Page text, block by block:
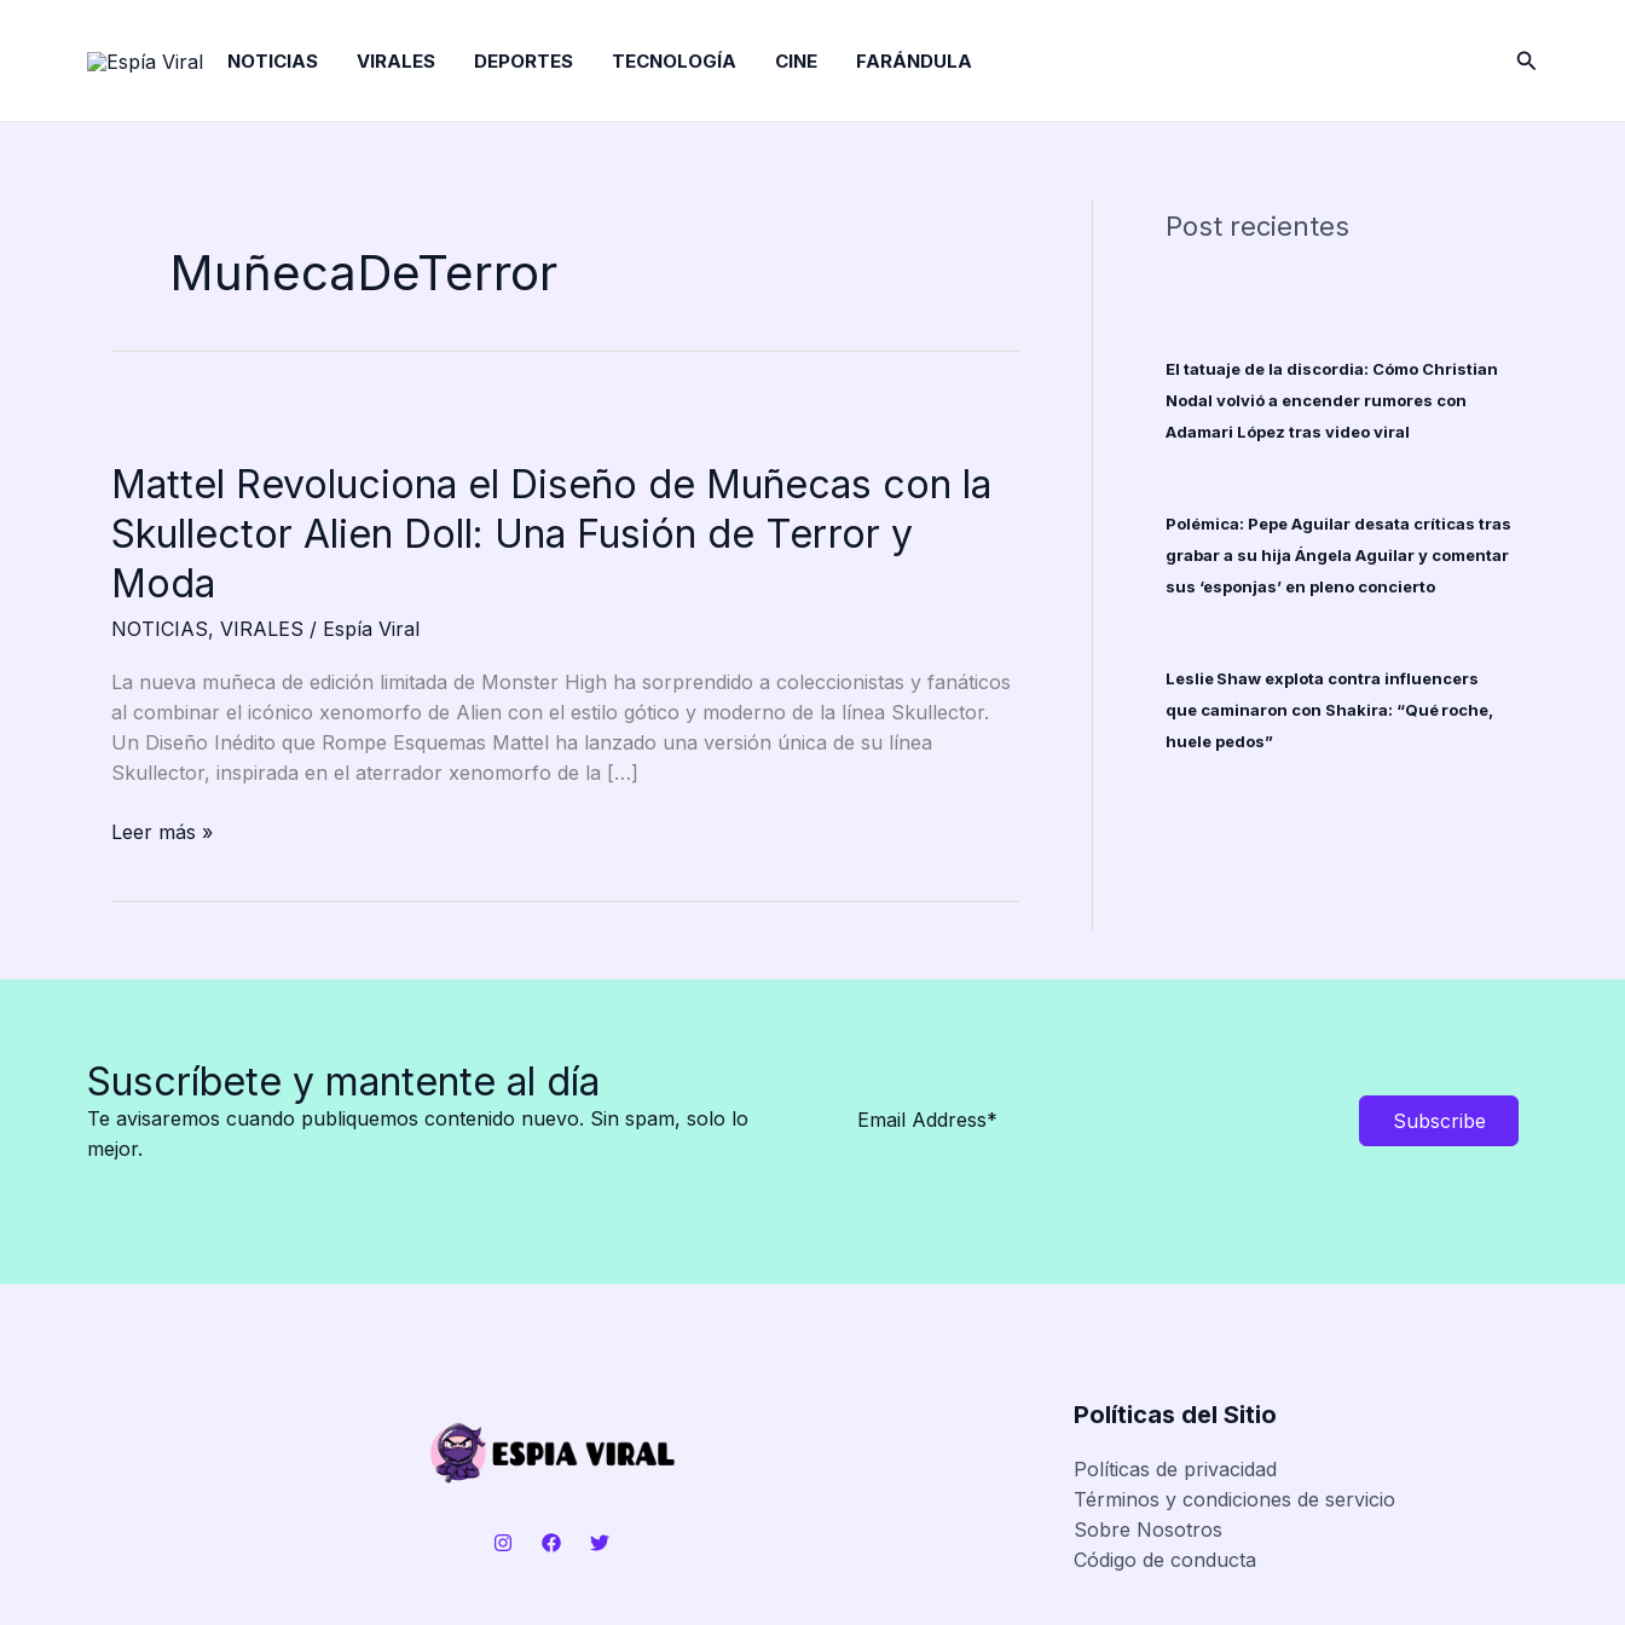
contenido
NOTICIAS VIRALES DEPORTES TECNOLOGÍA CINE FARÁNDULA Buscar
MuñecaDeTerror
Mattel Revoluciona el Diseño de Muñecas con la
Skullector Alien Doll: Una Fusión de Terror y
Moda
NOTICIAS, VIRALES / Espía Viral
La nueva muñeca de edición limitada de Monster High ha sorprendido a coleccionistas y fanáticos
al combinar el icónico xenomorfo de Alien con el estilo gótico y moderno de la línea Skullector.
Un Diseño Inédito que Rompe Esquemas Mattel ha lanzado una versión única de su línea
Skullector, inspirada en el aterrador xenomorfo de la […]
Mattel
Muñecas
Skullector
Alien
Doll:
Una
y
Leer más »
Post recientes
El tatuaje de la discordia: Cómo Christian
Nodal volvió a encender rumores con
Adamari López tras video viral
Polémica: Pepe Aguilar desata críticas tras
grabar a su hija Ángela Aguilar y comentar
sus ‘esponjas’ en pleno concierto
Leslie Shaw explota contra influencers
que caminaron con Shakira: “Qué roche,
huele pedos”
Suscríbete y mantente al día
Te avisaremos cuando publiquemos contenido nuevo. Sin spam, solo lo
mejor.
Subscribe
Políticas del Sitio
Políticas de privacidad
Términos y condiciones de servicio
Sobre Nosotros
Código de conducta